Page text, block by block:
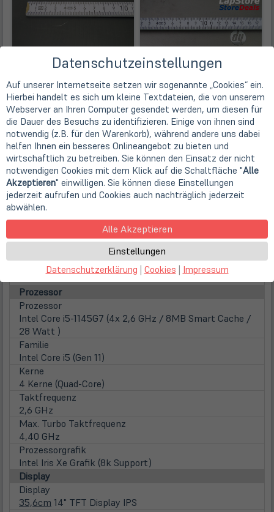
Achtung! Bei diesen Bildern handelt es sichnichtum Fotos
vom jeweiligen Produkt, sondern lediglich um Beispielbilder
zur Verdeutlichung der Fehlerkategorie!
Hersteller
Gerätetyp
Notebook
Prozessor
Prozessor
Intel Core i5-1145G7 (4x 2,6 GHz / 8MB Smart Cache /
28 Watt )
Familie
Intel Core i5 (Gen 11)
Kerne
4 Kerne (Quad-Core)
Taktfrequenz
2,6 GHz
Max. Turbo Taktfrequenz
4,40 GHz
Prozessorgrafik
Intel Iris Xe Grafik (8k Support)
Display
Display
35,6cm 14" TFT Display IPS
Datenschutzeinstellungen
Auf unserer Internetseite setzen wir sogenannte „Cookies“ ein.
Hierbei handelt es sich um kleine Textdateien, die von unserem
Webserver an Ihren Computer gesendet werden, um diesen für
die Dauer des Besuchs zu identifizieren. Einige von ihnen sind
notwendig (z.B. für den Warenkorb), während andere uns dabei
helfen Ihnen ein besseres Onlineangebot zu bieten und
wirtschaftlich zu betreiben. Sie können den Einsatz der nicht
notwendigen Cookies mit dem Klick auf die Schaltfläche "Alle
Akzeptieren" einwilligen. Sie können diese Einstellungen
jederzeit aufrufen und Cookies auch nachträglich jederzeit
abwählen.
Alle Akzeptieren
Einstellungen
Datenschutzerklärung | Cookies | Impressum